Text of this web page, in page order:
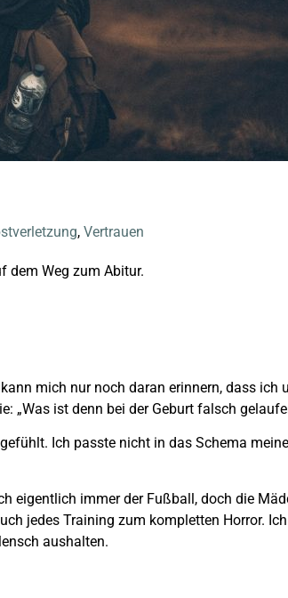
, Vertrauen
dem Weg zum Abitur.
mich nur noch daran erinnern, dass
„Was ist denn bei der Geburt falsch
Ich passte nicht in das Schema
eigentlich immer der Fußball, doch die
jedes Training zum kompletten Horror.
aushalten.